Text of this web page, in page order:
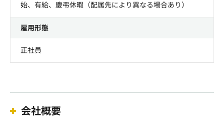
始、有給、慶弔休暇（配属先により異なる場合あり）
雇用形態
正社員
会社概要